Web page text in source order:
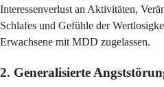
Interessenverlust an Aktivitäten,
Schlafes und Gefühle der
Erwachsene mit MDD zugelassen.
2. Generalisierte